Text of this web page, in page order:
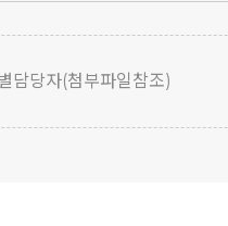
담당자(첨부파일참조)